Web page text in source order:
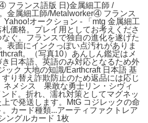
フランス語版 日)金属細工師 /
金属細工師/Metalworker④ フランス
Yahoo!オークション - 「mtg 金属細工
価格。プレイ用としてお考えくださ
ぐ。フランスで独自の進化を遂げた
表面にインクっぽい点汚れがありま
。（写真10）あんしん鑑定はメ
日本語、英語のみ対応となるため外
ック 大地の知識/Earthcraft 日本語 基
り替え詐欺防止のため返品には応じ
メシス 果敢な勇士リン・シヴィ
。折れ、濡れ対策としてマグネッ
上で発送します。MtG コジレックの命
カード種類...アーティファクトレア
ングルカード 1枚